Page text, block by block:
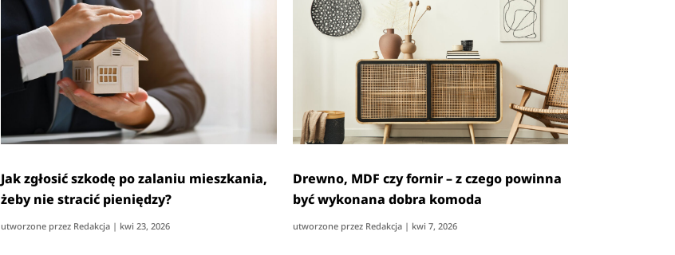
Jak zgłosić szkodę po zalaniu mieszkania,
żeby nie stracić pieniędzy?
utworzone przez Redakcja | kwi 23, 2026
Drewno, MDF czy fornir – z czego powinna
być wykonana dobra komoda
utworzone przez Redakcja| kwi 7, 2026